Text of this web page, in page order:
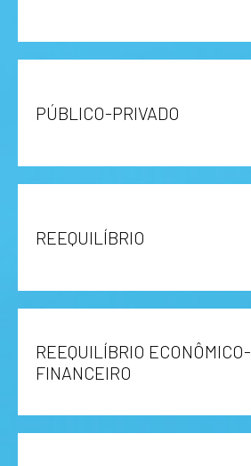
PÚBLICO-PRIVADO
REEQUILÍBRIO
REEQUILÍBRIO ECONÔMICO-
FINANCEIRO